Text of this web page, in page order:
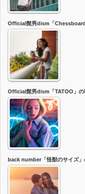
Official髭男dism「
Official髭男dism「TATOO」の
back number「怪獣のサイズ